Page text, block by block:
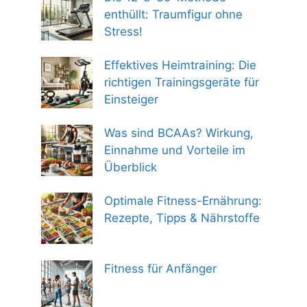
enthüllt: Traumfigur ohne
Stress!
Effektives Heimtraining: Die
richtigen Trainingsgeräte für
Einsteiger
Was sind BCAAs? Wirkung,
Einnahme und Vorteile im
Überblick
Optimale Fitness-Ernährung:
Rezepte, Tipps & Nährstoffe
Fitness für Anfänger